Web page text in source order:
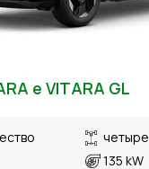
e VITARA GL
135 kW